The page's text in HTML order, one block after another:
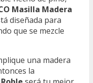
Masilla Madera
diseñada para
que se mezcle
una madera
la